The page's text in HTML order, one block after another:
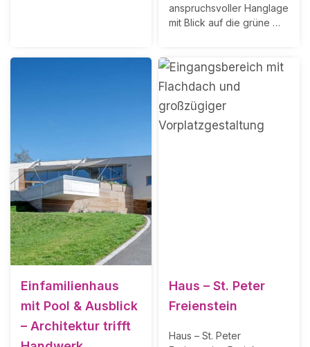
anspruchsvoller Hanglage
mit Blick auf die grüne …
Einfamilienhaus
mit Pool & Ausblick
– Architektur trifft
Haus – St. Peter
Freienstein
Haus – St. Peter